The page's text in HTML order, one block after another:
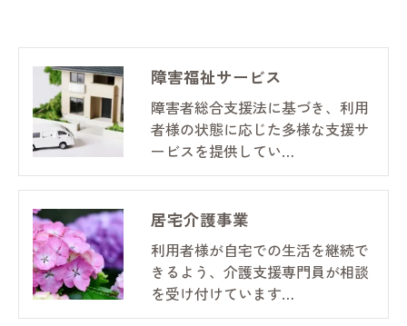
障害福祉サービス
障害者総合支援法に基づき、利用
者様の状態に応じた多様な支援サ
ービスを提供してい…
居宅介護事業
利用者様が自宅での生活を継続で
きるよう、介護支援専門員が相談
を受け付けています…